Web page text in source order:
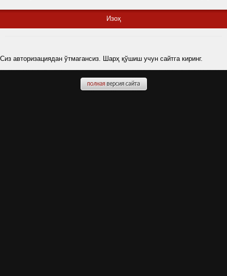
Изоҳ
Сиз авторизациядан ўтмагансиз. Шарҳ қўшиш учун сайтга киринг.